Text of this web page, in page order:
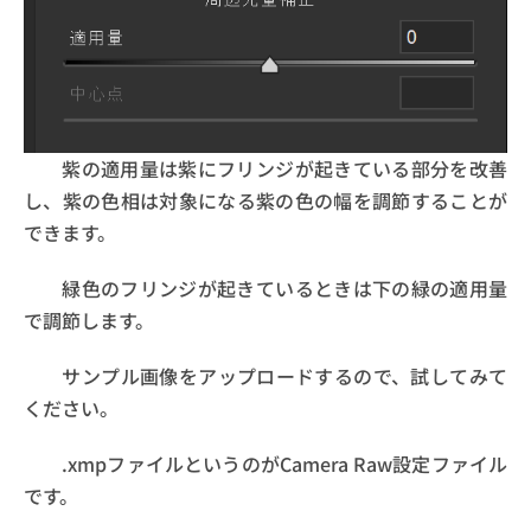
紫の適用量は紫にフリンジが起きている部分を改善
し、紫の色相は対象になる紫の色の幅を調節することが
できます。
緑色のフリンジが起きているときは下の緑の適用量
で調節します。
サンプル画像をアップロードするので、試してみて
ください。
.xmpファイルというのがCamera Raw設定ファイル
です。